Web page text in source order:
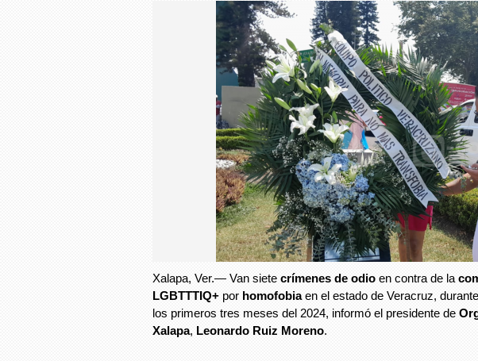
Xalapa, Ver.— Van siete crímenes de odio en contra de la
LGBTTTIQ+ por homofobiaen el estado de Veracruz, durante
los primeros tres meses del 2024, informó el presidente de
Xalapa, Leonardo Ruiz Moreno.